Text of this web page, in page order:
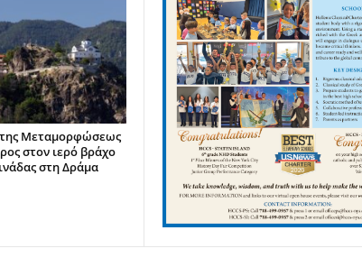
Μεταμορφώσεως
στον ιερό βράχο
στη Δράμα